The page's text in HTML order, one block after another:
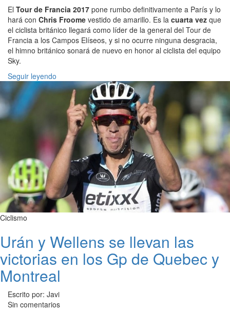
El Tour de Francia 2017 pone rumbo definitivamente a París y lo
hará con Chris Froome vestido de amarillo. Es la cuarta vez que
el ciclista británico llegará como líder de la general del Tour de
Francia a los Campos Elíseos, y si no ocurre ninguna desgracia,
el himno británico sonará de nuevo en honor al ciclista del equipo
Sky.
Seguir leyendo
Ciclismo
Urán y Wellens se llevan las
victorias en los Gp de Quebec y
Montreal
Escrito por: Javi
Sin comentarios